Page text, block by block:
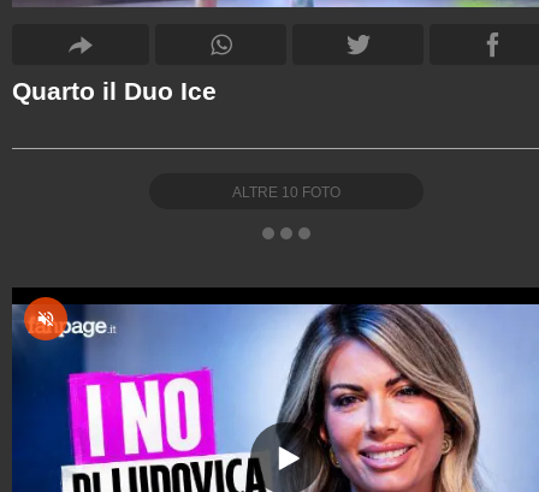
Quarto il Duo Ice
ALTRE 10 FOTO